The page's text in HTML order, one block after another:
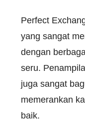
Perfect
yang sangat
dengan
seru.
juga sangat
memerankan
baik.